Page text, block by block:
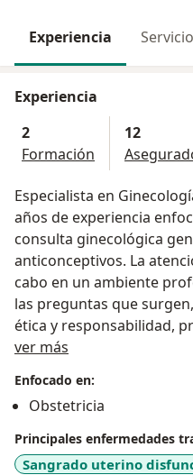
Experiencia
Experiencia
2
Formación
12
Especialista en
años de experiencia
consulta ginecológica
anticonceptivos. La
cabo en un ambiente
las preguntas que
ética y responsabilidad,
el bienestar y salud de
ver más
Enfocado en:
Obstetricia
Principales enfermedades
Sangrado uterino